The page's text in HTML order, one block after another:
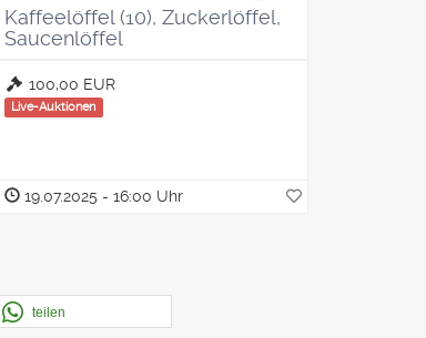
Kaffeelöffel (10), Zuckerlöffel,
Saucenlöffel
100,00 EUR
Live-Auktionen
19.07.2025 - 16:00 Uhr
teilen